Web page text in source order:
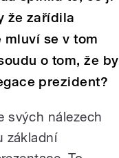
že zařídila
se v tom
o tom, že by
prezident?
svých nálezech
základní